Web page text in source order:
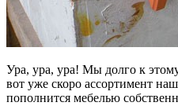
Ура, ура, ура! Мы долго к
вот уже скоро ассортимент
пополнится мебелью